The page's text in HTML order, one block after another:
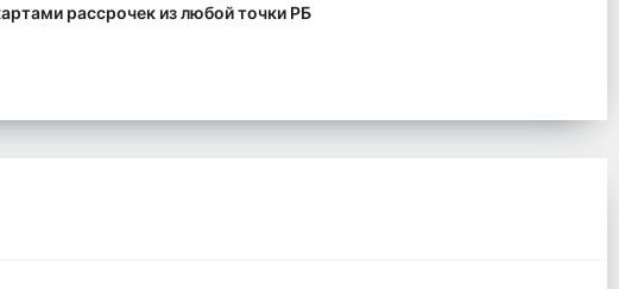
рассрочек из любой точки РБ